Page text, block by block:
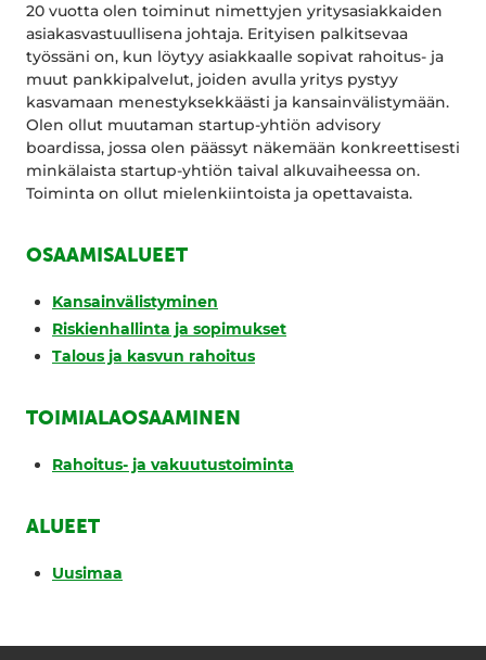
20 vuotta olen toiminut nimettyjen yritysasiakkaiden
asiakasvastuullisena johtaja. Erityisen palkitsevaa
työssäni on, kun löytyy asiakkaalle sopivat rahoitus- ja
muut pankkipalvelut, joiden avulla yritys pystyy
kasvamaan menestyksekkäästi ja kansainvälistymään.
Olen ollut muutaman startup-yhtiön advisory
boardissa, jossa olen päässyt näkemään konkreettisesti
minkälaista startup-yhtiön taival alkuvaiheessa on.
Toiminta on ollut mielenkiintoista ja opettavaista.
OSAAMISALUEET
Kansainvälistyminen
Riskienhallinta ja sopimukset
Talous ja kasvun rahoitus
TOIMIALAOSAAMINEN
Rahoitus- ja vakuutustoiminta
ALUEET
Uusimaa